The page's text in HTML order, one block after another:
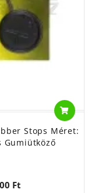
Stops Méret:
Gumiütköző
Ft